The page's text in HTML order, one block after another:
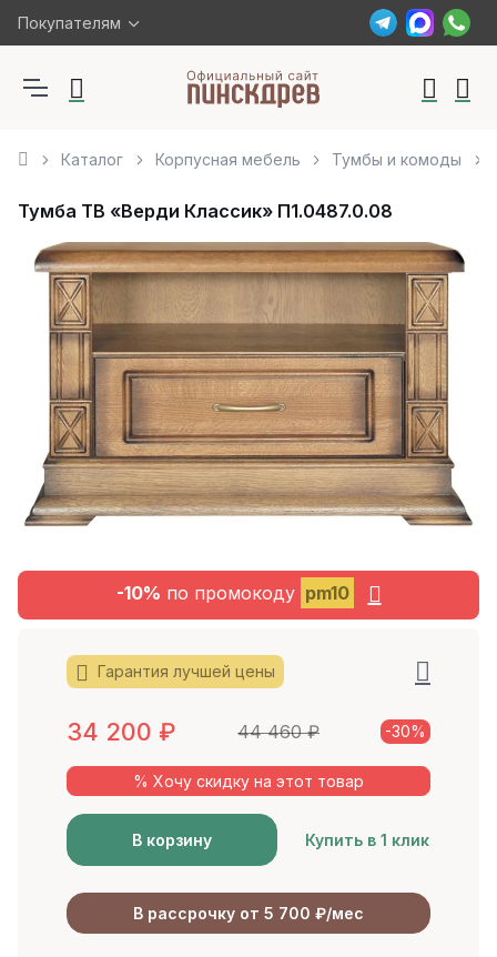
Покупателям
Каталог Корпусная мебель Тумбы и комоды
Тумба ТВ «Верди Классик» П1.0487.0.08
-10% по промокоду pm10
Гарантия лучшей цены
34 200 ₽ 44 460₽ -30%
% Хочу скидку на этот товар
В корзину Купить в 1 клик
В рассрочку от 5 700 ₽/мес